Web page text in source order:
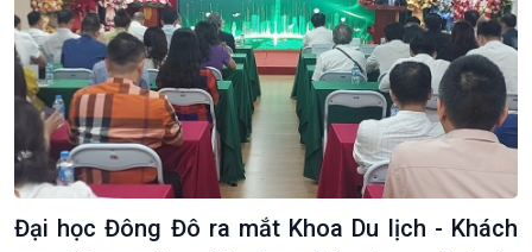
Đại học Đông Đô ra mắt Khoa Du lịch - Khách